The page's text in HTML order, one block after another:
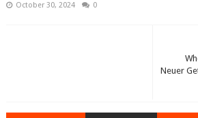
October 30, 2024 0
Neuer